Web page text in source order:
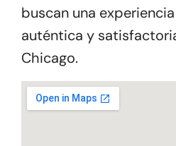
buscan una
auténtica y
Chicago.